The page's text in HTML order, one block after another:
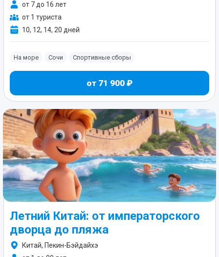
от 7 до 16 лет
от 1 туриста
10, 12, 14, 20 дней
На море Сочи Спортивные сборы
от 71 900 ₽
Летний Китай: от императорского
дворца до пляжа
Китай, Пекин-Бэйдайхэ